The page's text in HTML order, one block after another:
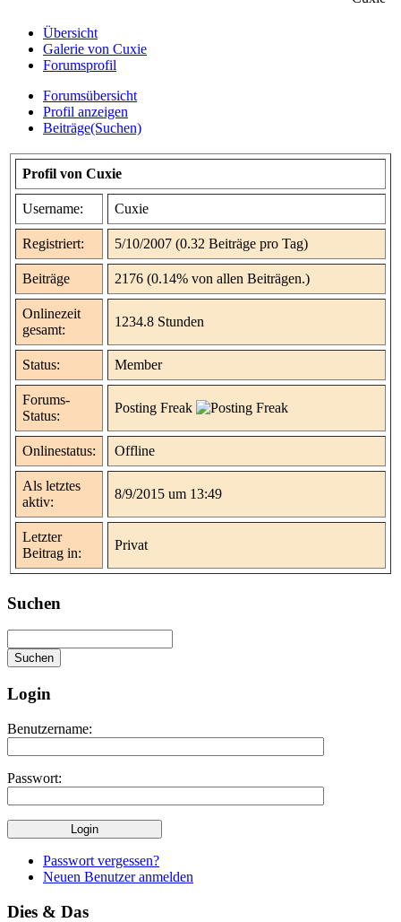
Übersicht
Galerie von Cuxie
Forumsprofil
Forumsübersicht
Profil anzeigen
Beiträge(Suchen)
Profil von Cuxie
Username: Cuxie
Registriert: 5/10/2007 (0.32 Beiträge pro Tag)
Beiträge 2176 (0.14% von allen Beiträgen.)
Onlinezeit
gesamt:
1234.8 Stunden
Status: Member
Forums-
Status:
Posting Freak
Onlinestatus: Offline
Als letztes
aktiv:
8/9/2015 um 13:49
Letzter
Beitrag in:
Privat
Suchen
Login
Benutzername:
Passwort:
Passwort vergessen?
Neuen Benutzer anmelden
Dies & Das